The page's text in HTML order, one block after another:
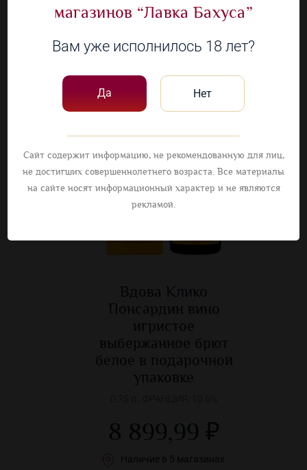
Вдова Клико
Понсардин вино
игристое
выбержанное брют
белое в подарочной
упаковке
8 899,99 ₽
Наличие в 5 магазинах
магазинов “Лавка Бахуса”
Вам уже исполнилось 18 лет?
Да Нет
Сайт содержит информацию, не рекомендованную для лиц,
не достигших совершеннолетнего возраста. Все материалы
на сайте носят информационный характер и не являются
рекламой.